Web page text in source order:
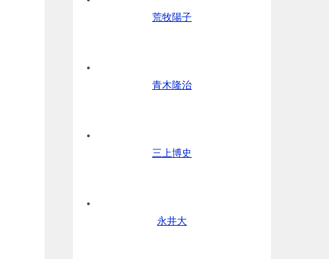
荒牧陽子
青木隆治
三上博史
永井大